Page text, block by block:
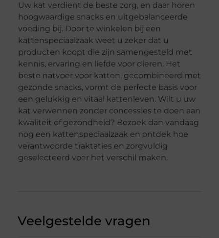
Uw kat verdient de beste zorg, en daar horen
hoogwaardige snacks en uitgebalanceerde
voeding bij. Door te winkelen bij een
kattenspeciaalzaak weet u zeker dat u
producten koopt die zijn samengesteld met
kennis, ervaring en liefde voor dieren. Het
beste natvoer voor katten, gecombineerd met
gezonde snacks, vormt de perfecte basis voor
een gelukkig en vitaal kattenleven. Wilt u uw
kat verwennen zonder concessies te doen aan
kwaliteit of gezondheid? Bezoek dan vandaag
nog een kattenspeciaalzaak en ontdek hoe
verantwoorde traktaties en zorgvuldig
geselecteerd voer het verschil maken.
Veelgestelde vragen